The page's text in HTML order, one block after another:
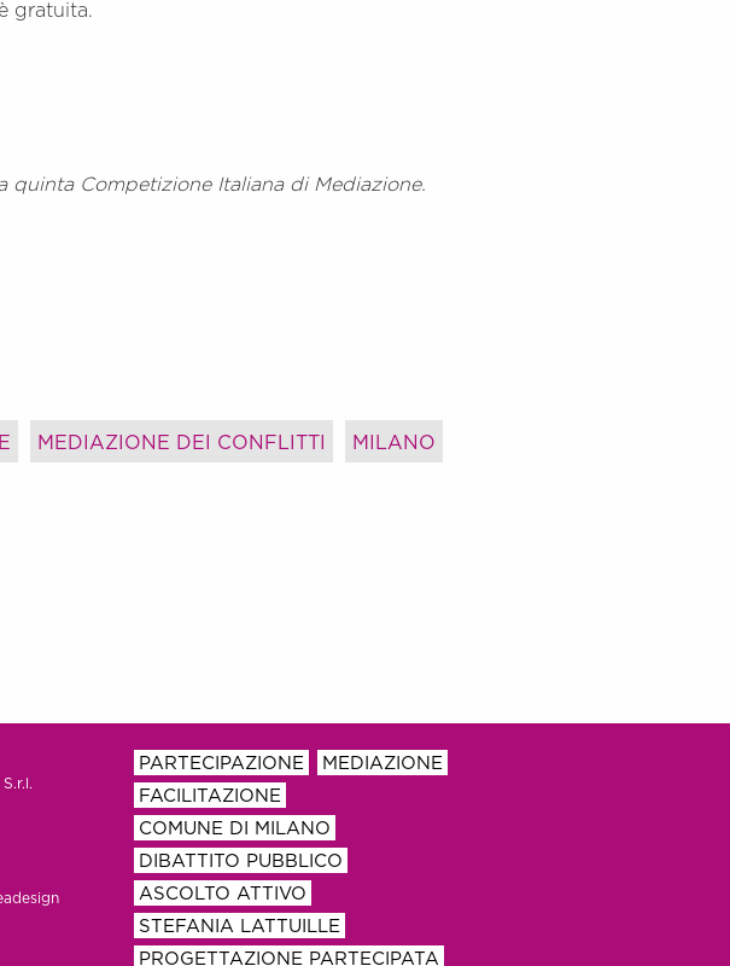
gratuita.
quinta Competizione Italiana di Mediazione.
MEDIAZIONE DEI CONFLITTI MILANO
PARTECIPAZIONE
MEDIAZIONE
FACILITAZIONE
COMUNE DI MILANO
DIBATTITO PUBBLICO
ASCOLTO ATTIVO
STEFANIA LATTUILLE
PROGETTAZIONE PARTECIPATA